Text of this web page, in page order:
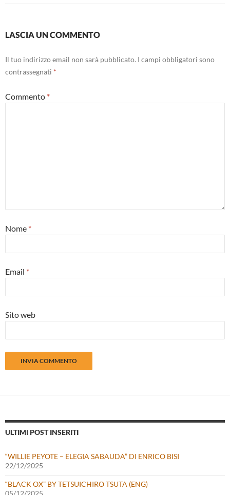
LASCIA UN COMMENTO
Il tuo indirizzo email non sarà pubblicato. I campi obbligatori sono
contrassegnati *
Commento *
Nome *
Email *
Sito web
ULTIMI POST INSERITI
“WILLIE PEYOTE – ELEGIA SABAUDA” DI ENRICO BISI
22/12/2025
“BLACK OX” BY TETSUICHIRO TSUTA (ENG)